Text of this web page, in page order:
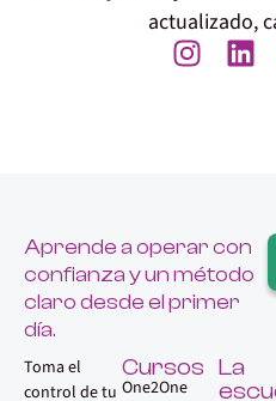
actualizado,
Aprende a operar con
confianza y un método
claro desde el primer
día.
Toma el
control de tu
Cursos
One2One
La